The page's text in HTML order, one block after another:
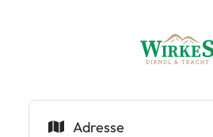
Adresse